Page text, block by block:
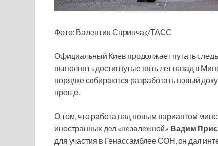
Фото: Валентин Спринчак/ТАСС
Официальный Киев продолжает путать
выполнять достигнутые пять лет назад в
порядке собираются разработать новый
проще.
О том, что работа над новым вариантом
иностранных дел «незалежной» Вадим
для участия в Генассамблее ООН, он дал